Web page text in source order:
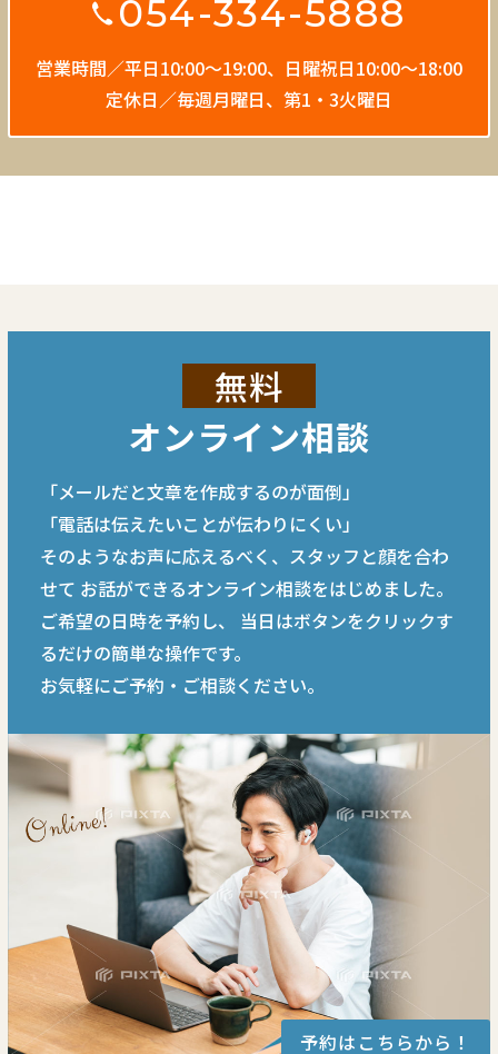
054-334-5888
営業時間／平日10:00〜19:00、 日曜祝日10:00〜18:00
定休日／毎週月曜日、第1・3火曜日
無料
オンライン相談
「メールだと文章を作成するのが面倒」
「電話は伝えたいことが伝わりにくい」
そのようなお声に応えるべく、スタッフと顔を合わ
せて お話ができるオンライン相談をはじめました。
ご希望の日時を予約し、
当日はボタンをクリックす
るだけの簡単な操作です。
お気軽にご予約・ご相談ください。
予約はこちらから！